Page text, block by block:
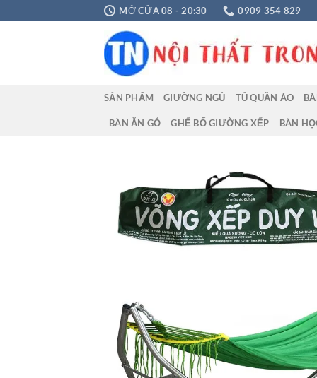
đến
MỞ CỬA 08 - 20:30 0909 354 829
SẢN PHẨM GIƯỜNG NGỦ TỦ QUẦN ÁO
BÀN ĂN GỖ GHẾ BỐ GIƯỜNG XẾP BÀN